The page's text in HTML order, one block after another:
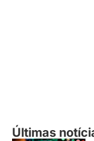
Últimas